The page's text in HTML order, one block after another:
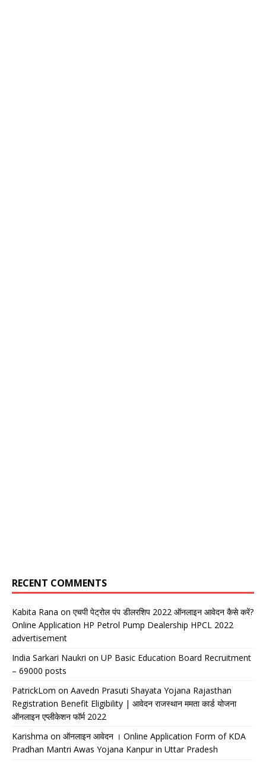
RECENT COMMENTS
Kabita Rana on एचपी पेट्रोल पंप डीलरशिप 2022 ऑनलाइन आवेदन कैसे करें?
Online Application HP Petrol Pump Dealership HPCL 2022
advertisement
India Sarkari Naukri on UP Basic Education Board Recruitment
– 69000 posts
PatrickLom on Aavedn Prasuti Shayata Yojana Rajasthan
Registration Benefit Eligibility | आवेदन राजस्थान ममता कार्ड योजना
ऑनलाइन एप्लीकेशन फॉर्म 2022
Karishma on ऑनलाइन आवेदन । Online Application Form of KDA
Pradhan Mantri Awas Yojana Kanpur in Uttar Pradesh